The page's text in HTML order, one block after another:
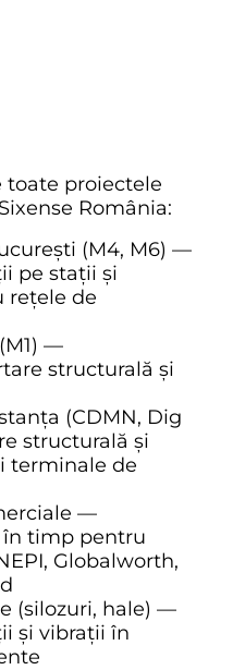
toate proiectele
România:
(M4, M6) —
pe stații și
rețele de
—
structurală și
(CDMN, Dig
structurală și
terminale de
—
timp pentru
Globalworth,
(silozuri, hale) —
și vibrații în